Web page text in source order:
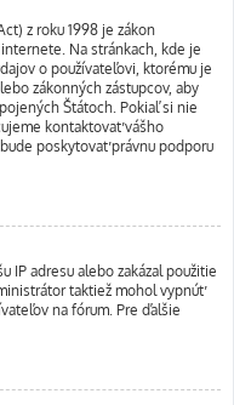
z roku 1998 je zákon
Na stránkach, kde je
o používateľovi, ktorému je
zákonných zástupcov, aby
Štátoch. Pokiaľ si nie
kontaktovať vášho
poskytovať právnu podporu
IP adresu alebo zakázal použitie
taktiež mohol vypnúť
na fórum. Pre ďalšie